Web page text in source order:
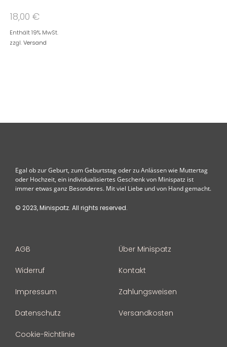
18,00 €
Enthält 19% MwSt.
zzgl.Versand
Egal ob zur Geburt, zum Geburtstag oder zu Anlässen wie Muttertag
oder Hochzeit, ein individualisiertes Geschenk von Minispatz ist
immer etwas ganz Besonderes. Mit viel Liebe und von Hand gemacht.
© 2023, Minispatz. All rights reserved.
AGB
Widerruf
Impressum
Datenschutz
Cookie-Richtlinie
Über Minispatz
Kontakt
Zahlungsweisen
Versandkosten